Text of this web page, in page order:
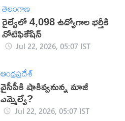
తెలంగాణ
రైల్వేలో 4,098 ఉద్యోగాల భర్తీకి
నోటిఫికేేషన్
Jul 22, 2026, 05:07 IST
ఆంధ్రప్రదేశ్
వైసీపీకి షాకివ్వనున్న మాజీ
ఎమ్మెల్యే?
Jul 22, 2026, 05:07 IST